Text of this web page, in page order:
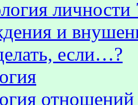
личности
и
если…?